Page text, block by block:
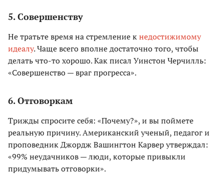
5. Совершенству
Не тратьте время на стремление кнедостижимому
идеалу. Чаще всего вполне достаточно того, чтобы
делать что-то хорошо. Как писал Уинстон Черчилль:
«Совершенство — враг прогресса».
6. Отговоркам
Трижды спросите себя: «Почему?», и вы поймете
реальную причину. Американский ученый, педагог и
проповедник Джордж Вашингтон Карвер утверждал:
«99% неудачников — люди, которые привыкли
придумывать отговорки».